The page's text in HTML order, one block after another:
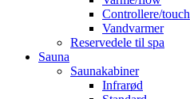
Controllere/touch
Vandvarmer
Reservedele til spa
Sauna
Saunakabiner
Infrarød